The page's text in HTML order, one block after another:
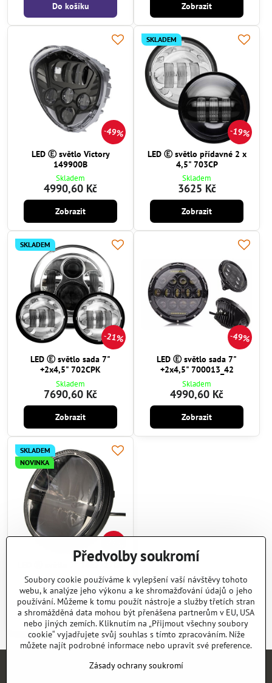
Do košíku Zobrazit
49%
LED Ⓔ světlo Victory
149900B
Skladem
4990,60 Kč
Zobrazit
19%
SKLADEM
LED Ⓔ světlo přídavné 2 x
4,5" 703CP
Skladem
3625 Kč
Zobrazit
21%
SKLADEM
LED Ⓔ světlo sada 7"
+2x4,5" 702CPK
Skladem
7690,60 Kč
Zobrazit
49%
LED Ⓔ světlo sada 7"
+2x4,5" 700013_42
Skladem
4990,60 Kč
Zobrazit
SKLADEM
NOVINKA
LED Ⓔ světlo 7" 14E27270B
Skladem
4990,90 Kč
Zobrazit
KATALOGY NEWS
Předvolby soukromí
Soubory cookie používáme k vylepšení vaší návštěvy tohoto
webu, k analýze jeho výkonu a ke shromažďování údajů o jeho
používání. Můžeme k tomu použít nástroje a služby třetích stran
a shromážděná data mohou být přenášena partnerům v EU, USA
nebo jiných zemích. Kliknutím na „Přijmout všechny soubory
cookie“ vyjadřujete svůj souhlas s tímto zpracováním. Níže
můžete najít podrobné informace nebo upravit své preference.
Zásady ochrany soukromí